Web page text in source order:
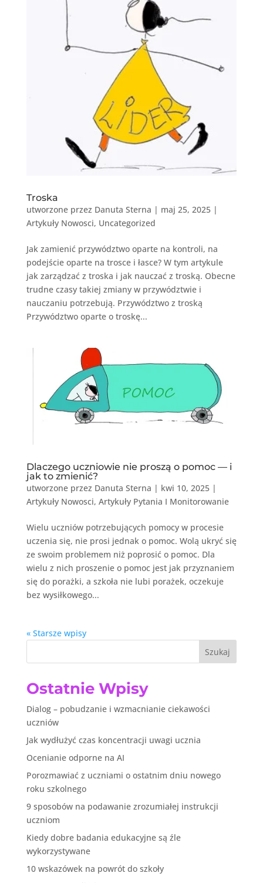
Troska
utworzone przez Danuta Sterna | maj 25, 2025|
Artykuły Nowosci, Uncategorized
Jak zamienić przywództwo oparte na kontroli, na
podejście oparte na trosce i łasce? W tym artykule
jak zarządzać z troska i jak nauczać z troską. Obecne
trudne czasy takiej zmiany w przywództwie i
nauczaniu potrzebują. Przywództwo z troską
Przywództwo oparte o troskę...
Dlaczego uczniowie nie proszą o pomoc — i
jak to zmienić?
utworzone przez Danuta Sterna | kwi 10, 2025|
Artykuły Nowosci, Artykuły Pytania I Monitorowanie
Wielu uczniów potrzebujących pomocy w procesie
uczenia się, nie prosi jednak o pomoc. Wolą ukryć się
ze swoim problemem niż poprosić o pomoc. Dla
wielu z nich proszenie o pomoc jest jak przyznaniem
się do porażki, a szkoła nie lubi porażek, oczekuje
bez wysiłkowego...
« Starsze wpisy
Szukaj
Ostatnie Wpisy
Dialog – pobudzanie i wzmacnianie ciekawości
uczniów
Jak wydłużyć czas koncentracji uwagi ucznia
Ocenianie odporne na AI
Porozmawiać z uczniami o ostatnim dniu nowego
roku szkolnego
9 sposobów na podawanie zrozumiałej instrukcji
uczniom
Kiedy dobre badania edukacyjne są źle
wykorzystywane
10 wskazówek na powrót do szkoły